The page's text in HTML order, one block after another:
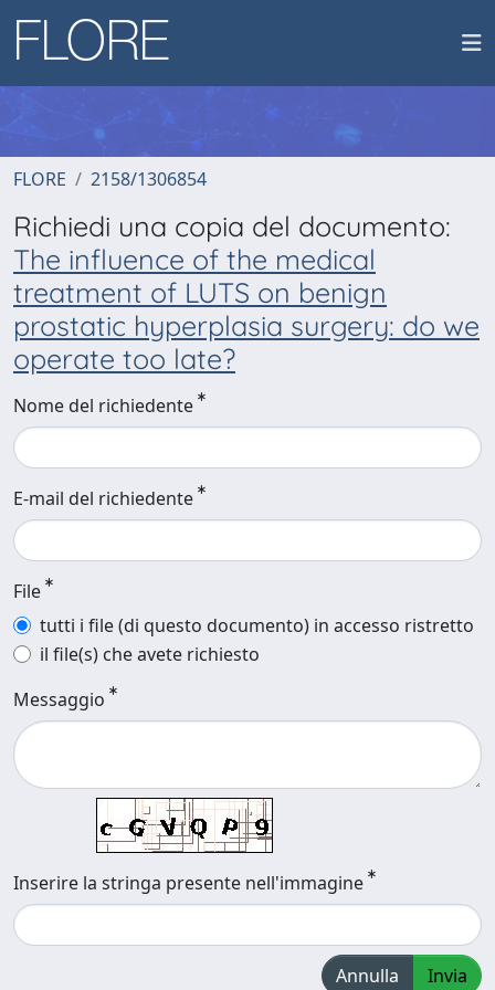
FLORE 2158/1306854
Richiedi una copia del documento:
The influence of the medical
treatment of LUTS on benign
prostatic hyperplasia surgery: do we
operate too late?
Nome del richiedente
E-mail del richiedente
File
tutti i file (di questo documento) in accesso ristretto
il file(s) che avete richiesto
Messaggio
Inserire la stringa presente nell'immagine
Annulla Invia